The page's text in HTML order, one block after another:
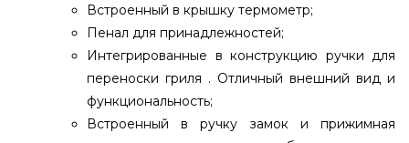
Встроенный в крышку термометр;
Пенал для принадлежностей;
Интегрированные в конструкцию ручки для
переноски гриля . Отличный внешний вид и
функциональность;
Встроенный в ручку замок и прижимная